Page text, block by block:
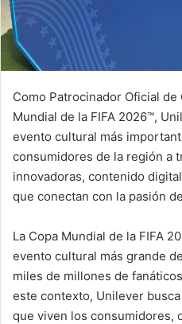
Como Patrocinador Oficial
Mundial de la FIFA 2026™,
evento cultural más
consumidores de la región a
innovadoras, contenido
que conectan con la pasión
La Copa Mundial de la FIFA
evento cultural más grande
miles de millones de
este contexto, Unilever
que viven los consumidores,